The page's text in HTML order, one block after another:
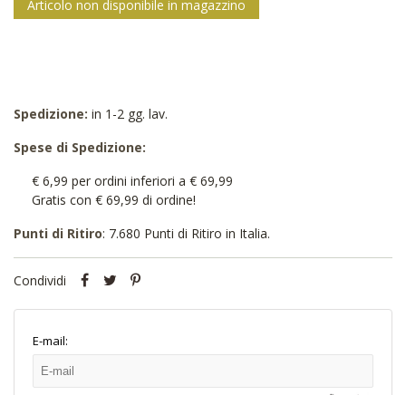
Articolo non disponibile in magazzino
Spedizione: in 1-2 gg. lav.
Spese di Spedizione:
€ 6,99 per ordini inferiori a € 69,99
Gratis con € 69,99 di ordine!
Punti di Ritiro: 7.680 Punti di Ritiro in Italia.
Condividi
E-mail: